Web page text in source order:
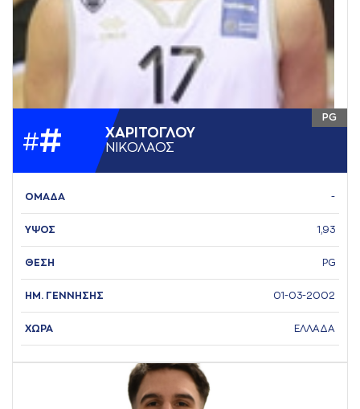
## ΧAΡΙΤΟΓΛΟΥ
ΝΙΚΟΛAΟΣ
PG
ΟΜΑΔΑ -
ΥΨΟΣ 1,93
ΘΕΣΗ PG
ΗΜ. ΓΕΝΝΗΣΗΣ 01-03-2002
ΧΩΡΑ ΕΛΛΑΔΑ